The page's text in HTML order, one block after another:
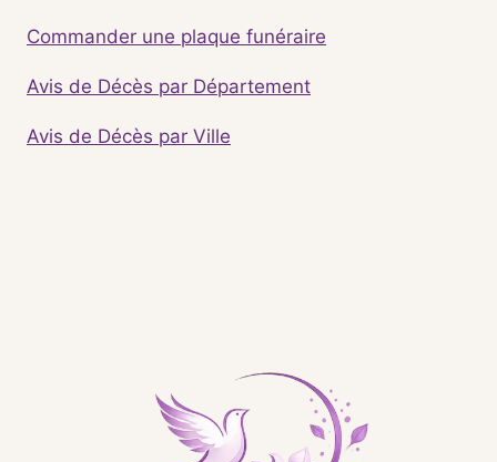
Commander une plaque funéraire
Avis de Décès par Département
Avis de Décès par Ville